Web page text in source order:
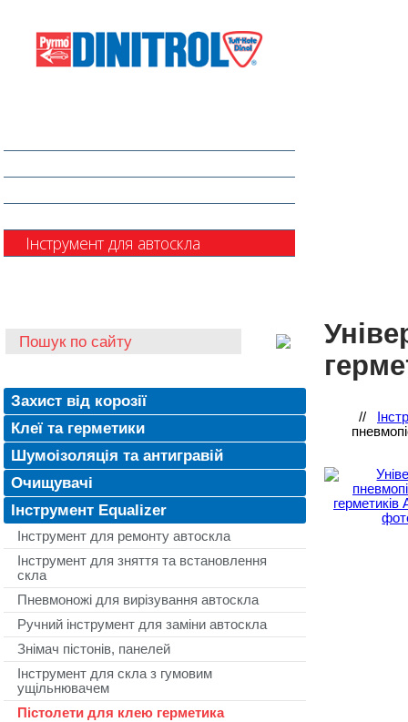
Інструмент для автоскла
Захист від корозії
Клеї та герметики
Шумоізоляція та антигравій
Очищувачі
Інструмент Equalizer
Інструмент для ремонту автоскла
Інструмент для зняття та встановлення
скла
Пневмоножі для вирізування автоскла
Ручний інструмент для заміни автоскла
Знімач пістонів, панелей
Інструмент для скла з гумовим
ущільнювачем
Пістолети для клею герметика
//